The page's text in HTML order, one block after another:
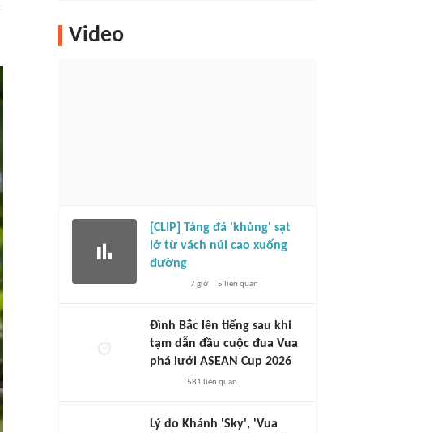
Video
[CLIP] Tảng đá 'khủng' sạt
lở từ vách núi cao xuống
đường
7 giờ 5 liên quan
Đình Bắc lên tiếng sau khi
tạm dẫn đầu cuộc đua Vua
phá lưới ASEAN Cup 2026
581 liên quan
Lý do Khánh 'Sky', 'Vua